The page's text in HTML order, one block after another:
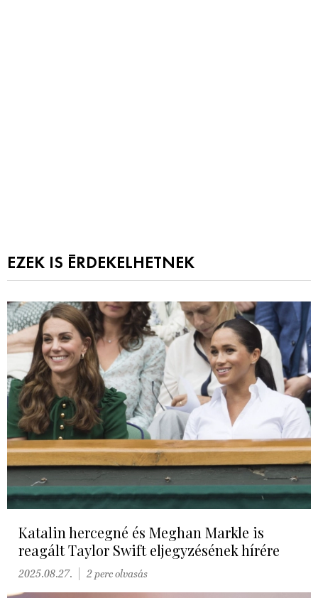
EZEK IS ÉRDEKELHETNEK
Katalin hercegné és Meghan Markle is
reagált Taylor Swift eljegyzésének hírére
2025.08.27. 2 perc olvasás